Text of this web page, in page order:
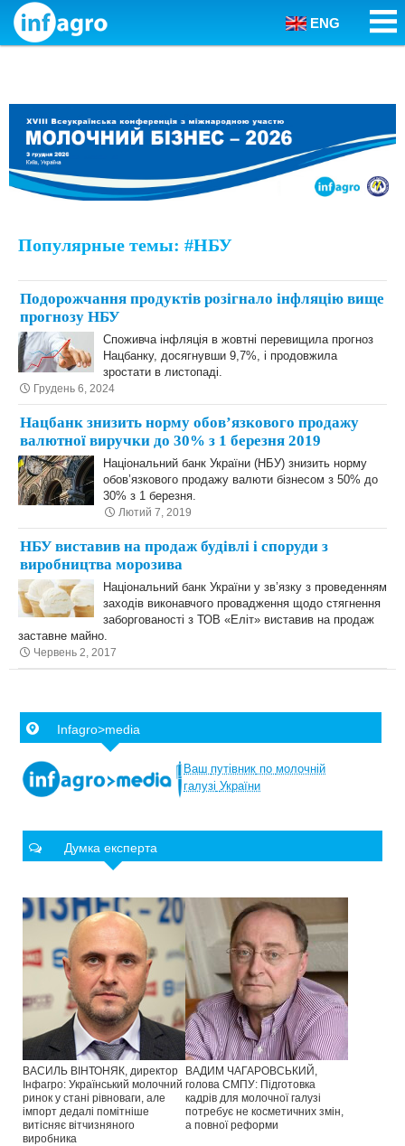
Skip to content
ENG
Популярные темы: #НБУ
Подорожчання продуктів розігнало інфляцію вище
прогнозу НБУ
Споживча інфляція в жовтні перевищила прогноз
Нацбанку, досягнувши 9,7%, і продовжила
зростати в листопаді.
Грудень 6, 2024
Нацбанк знизить норму обов’язкового продажу
валютної виручки до 30% з 1 березня 2019
Національний банк України (НБУ) знизить норму
обов’язкового продажу валюти бізнесом з 50% до
30% з 1 березня.
Лютий 7, 2019
НБУ виставив на продаж будівлі і споруди з
виробництва морозива
Національний банк України у зв’язку з проведенням
заходів виконавчого провадження щодо стягнення
заборгованості з ТОВ «Еліт» виставив на продаж
заставне майно.
Червень 2, 2017
Infagro>media
Ваш путівник по молочній
галузі України
Думка експерта
ВАСИЛЬ ВІНТОНЯК, директор
Інфагро: Український молочний
ринок у стані рівноваги, але
імпорт дедалі помітніше
витісняє вітчизняного
виробника
ВАДИМ ЧАГАРОВСЬКИЙ,
голова СМПУ: Підготовка
кадрів для молочної галузі
потребує не косметичних змін,
а повної реформи